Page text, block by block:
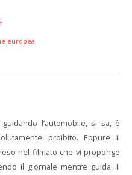
europea
l’automobile, si sa, è
proibito. Eppure il
nel filmato che vi propongo
il giornale mentre guida. Il